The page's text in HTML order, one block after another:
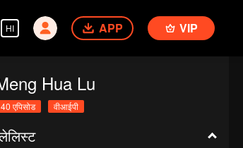
HI APP VIP
Hua Lu
40 एपिसोड वीआईपी